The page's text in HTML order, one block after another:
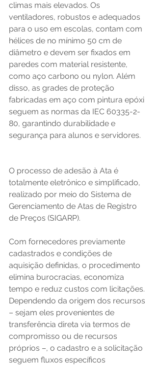
climas mais elevados. Os
ventiladores, robustos e adequados
para o uso em escolas, contam com
hélices de no mínimo 50 cm de
diâmetro e devem ser fixados em
paredes com material resistente,
como aço carbono ou nylon. Além
disso, as grades de proteção
fabricadas em aço com pintura epóxi
seguem as normas da IEC 60335-2-
80, garantindo durabilidade e
segurança para alunos e servidores.
O processo de adesão à Ata é
totalmente eletrônico e simplificado,
realizado por meio do Sistema de
Gerenciamento de Atas de Registro
de Preços (SIGARP).
Com fornecedores previamente
cadastrados e condições de
aquisição definidas, o procedimento
elimina burocracias, economiza
tempo e reduz custos com licitações.
Dependendo da origem dos recursos
– sejam eles provenientes de
transferência direta via termos de
compromisso ou de recursos
próprios –, o cadastro e a solicitação
seguem fluxos específicos